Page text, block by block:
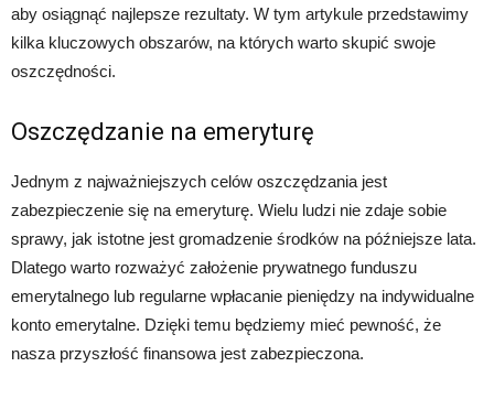
aby osiągnąć najlepsze rezultaty. W tym artykule przedstawimy
kilka kluczowych obszarów, na których warto skupić swoje
oszczędności.
Oszczędzanie na emeryturę
Jednym z najważniejszych celów oszczędzania jest
zabezpieczenie się na emeryturę. Wielu ludzi nie zdaje sobie
sprawy, jak istotne jest gromadzenie środków na późniejsze lata.
Dlatego warto rozważyć założenie prywatnego funduszu
emerytalnego lub regularne wpłacanie pieniędzy na indywidualne
konto emerytalne. Dzięki temu będziemy mieć pewność, że
nasza przyszłość finansowa jest zabezpieczona.